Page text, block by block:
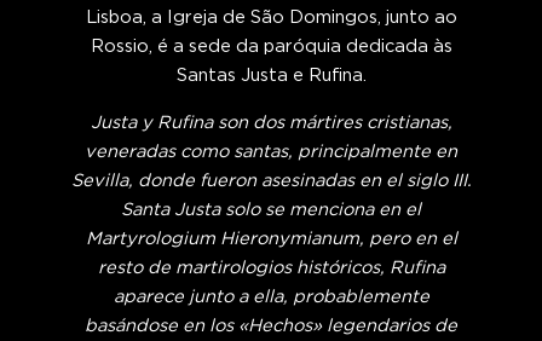
Lisboa, a Igreja de São Domingos, junto ao
Rossio, é a sede da paróquia dedicada às
Santas Justa e Rufina.
Justa y Rufina son dos mártires cristianas,
veneradas como santas, principalmente en
Sevilla, donde fueron asesinadas en el siglo III.
Santa Justa solo se menciona en el
Martyrologium Hieronymianum, pero en el
resto de martirologios históricos, Rufina
aparece junto a ella, probablemente
basándose en los «Hechos» legendarios de